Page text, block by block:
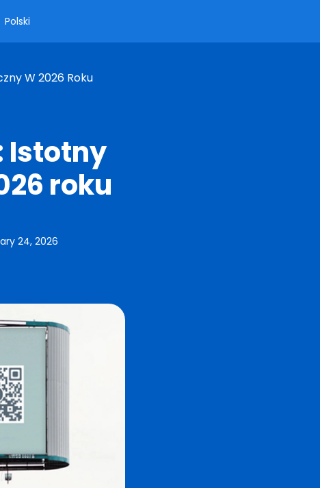
Polski
W 2026 Roku
Istotny
roku
24, 2026